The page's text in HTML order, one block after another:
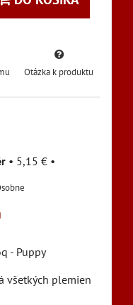
Otázka k produktu
• 5,15 € •
- Puppy
všetkých plemien